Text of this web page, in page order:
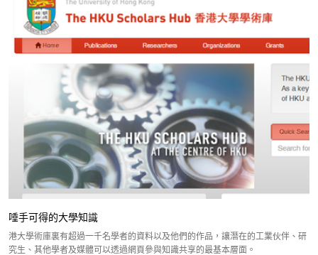
唾手可得的大學知識
港大學術庫裏有超過一千名學者的資料以及他們的作品，讓潛在的工業伙伴、研
究生、其他學者及媒體可以透過網頁參與知識共享的最基本層面。